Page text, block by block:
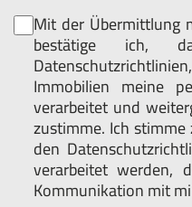
Datenschutz*
Mit der Übermittlung
bestätige ich,
Immobilien meine
verarbeitet und
zustimme. Ich
den
verarbeitet werden,
Kommunikation mit